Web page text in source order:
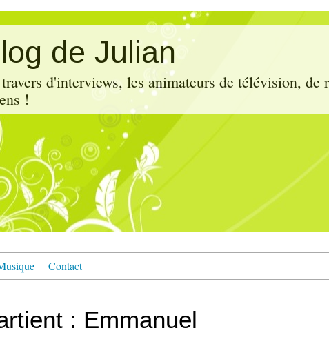
de Julian
d'interviews, les animateurs de télévision, de
!
Contact
: Emmanuel